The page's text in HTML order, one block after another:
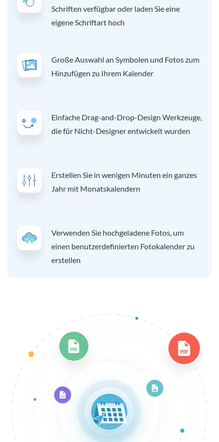
Schriften verfügbar oder laden Sie eine
eigene Schriftart hoch
Große Auswahl an Symbolen und Fotos zum
Hinzufügen zu Ihrem Kalender
Einfache Drag-and-Drop-Design Werkzeuge,
die für Nicht-Designer entwickelt wurden
Erstellen Sie in wenigen Minuten ein ganzes
Jahr mit Monatskalendern
Verwenden Sie hochgeladene Fotos, um
einen benutzerdefinierten Fotokalender zu
erstellen